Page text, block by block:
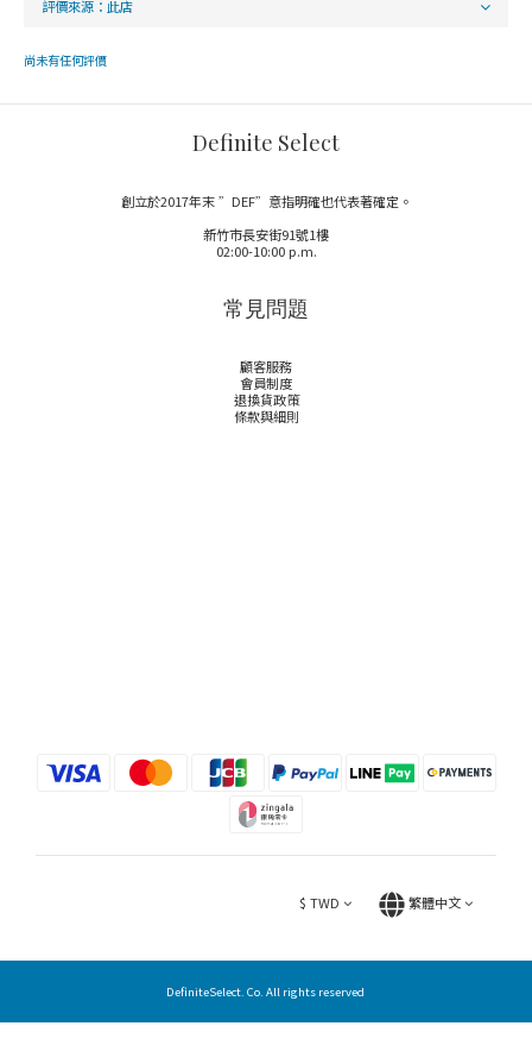
尚未有任何評價
Definite Select
創立於2017年末 ”DEF”意指明確也代表著確定。
新竹市長安街91號1樓
02:00-10:00 p.m.
常見問題
顧客服務
會員制度
退換貨政策
條款與細則
$ TWD 繁體中文
DefiniteSelect. Co. All rights reserved